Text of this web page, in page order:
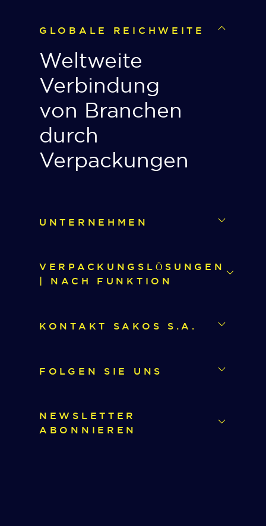
GLOBALE REICHWEITE
Weltweite
Verbindung
von Branchen
durch
Verpackungen
UNTERNEHMEN
VERPACKUNGSLÖSUNGEN
| NACH FUNKTION
KONTAKT SAKOS S.A.
FOLGEN SIE UNS
NEWSLETTER
ABONNIEREN